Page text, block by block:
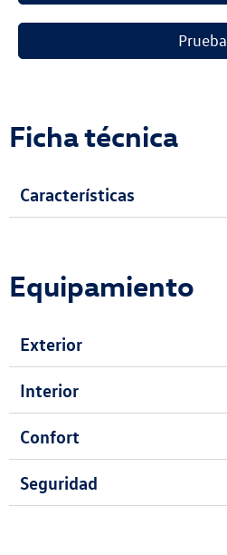
Prueba
Ficha técnica
Características
Equipamiento
Exterior
Interior
Confort
Seguridad